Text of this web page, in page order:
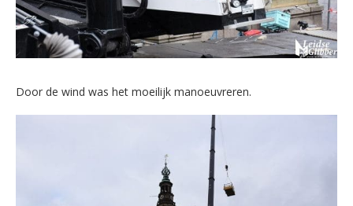
Door de wind was het moeilijk manoeuvreren.